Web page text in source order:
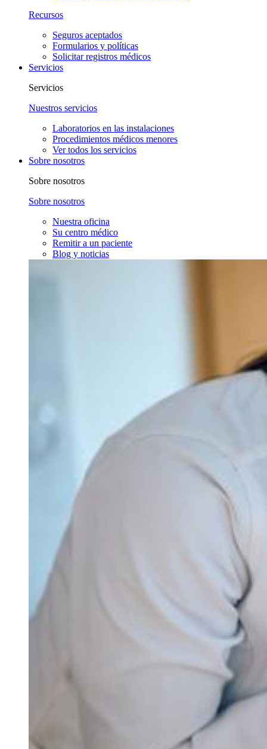
Recursos
Seguros aceptados
Formularios y políticas
Solicitar registros médicos
Servicios
Servicios
Nuestros servicios
Laboratorios en las instalaciones
Procedimientos médicos menores
Ver todos los servicios
Sobre nosotros
Sobre nosotros
Sobre nosotros
Nuestra oficina
Su centro médico
Remitir a un paciente
Blog y noticias